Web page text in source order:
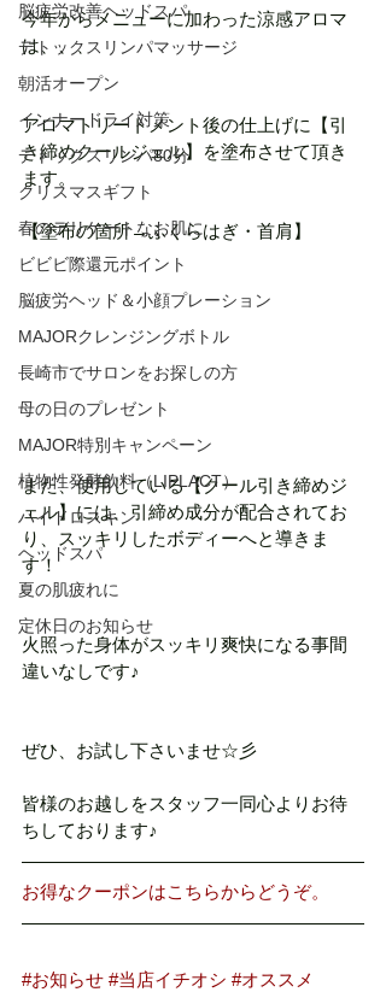
脳疲労改善ヘッドスパ
デトックスリンパマッサージ
朝活オープン
インナードライ対策
デトックスリンパ80分
クリスマスギフト
春のデリケートなお肌に
ビビビ際還元ポイント
脳疲労ヘッド＆小顔プレーション
MAJORクレンジングボトル
長崎市でサロンをお探しの方
母の日のプレゼント
MAJOR特別キャンペーン
植物性発酵飲料（LIPLACT）
ハイドロスキン
ヘッドスパ
夏の肌疲れに
定休日のお知らせ
今年からメニューに加わった涼感アロマ
は、、、
アロマトリートメント後の仕上げに【引
き締めクールジェル】を塗布させて頂き
ます。
【塗布の箇所→ふくらはぎ・首肩】
また、使用している【クール引き締めジ
ェル】には、引締め成分が配合されてお
り、スッキリしたボディーへと導きま
す！
火照った身体がスッキリ爽快になる事間
違いなしです♪
ぜひ、お試し下さいませ☆彡
皆様のお越しをスタッフ一同心よりお待
ちしております♪
お得なクーポンはこちらからどうぞ。
#お知らせ #当店イチオシ #オススメ